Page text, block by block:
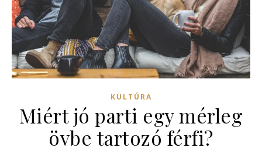
KULTÚRA
Miért jó parti egy mérleg
övbe tartozó férfi?